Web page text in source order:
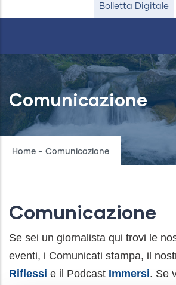
Bolletta Digitale
Comunicazione
Breadcrumb
Home - Comunicazione
Comunicazione
Se sei un giornalista qui trovi le
eventi, i Comunicati stampa, il
Riflessi e il Podcast Immersi. Se